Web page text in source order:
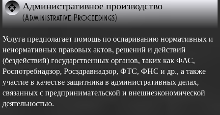
Административное производство
(Administrative Proceedings)
Услуга предполагает помощь по оспариванию нормативных и
ненормативных правовых актов, решений и действий
(бездействий) государственных органов, таких как ФАС,
Роспотребнадзор, Росздравнадзор, ФТС, ФНС и др., а также
участие в качестве защитника в административных делах,
связанных с предпринимательской и внешнеэкономической
деятельностью.